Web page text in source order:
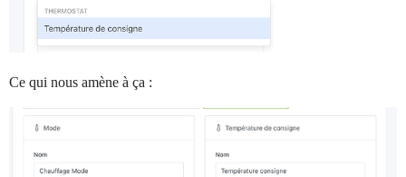
Ce qui nous amène à ça :